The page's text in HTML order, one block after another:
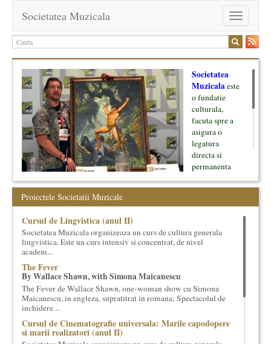
Toggle
navigation
Societatea Muzicala
Societatea
Muzicalaeste
o fundatie
culturala,
facuta spre a
asigura o
legatura
directa si
permanenta
oamenii ei, pe
inceput cu muzica clasica - si de aici numele -, insa acum
dezvoltam proiecte si in alte domenii ale culturii.
Facem management cultural, dezvoltam si administram proiecte
proprii sau preluate, modele si sisteme de finantare, marketing
cultural si consultanta. Organizam concursuri, concerte si
evenimente culturale, private sau publice, tinem cursuri de
cultura generala muzicala, teatrala, filosofica si de alte feluri.
cei care il finantateaza sunt in rubricile de mai jos.
Proiectele Societatii Muzicale
Cursul de Lingvistica (anul II)
Societatea Muzicala organizeaza un curs de cultura generala
lingvistica. Este un curs intensiv si concentrat, de nivel
academ...
The Fever
By Wallace Shawn, with Simona Maicanescu
The Fever de Wallace Shawn, one-woman show cu Simona
Maicanescu, in engleza, supratitrat in romana; Spectacolul de
inchidere ...
Cursul de Cinematografie universala: Marile capodopere
si marii realizatori (anul II)